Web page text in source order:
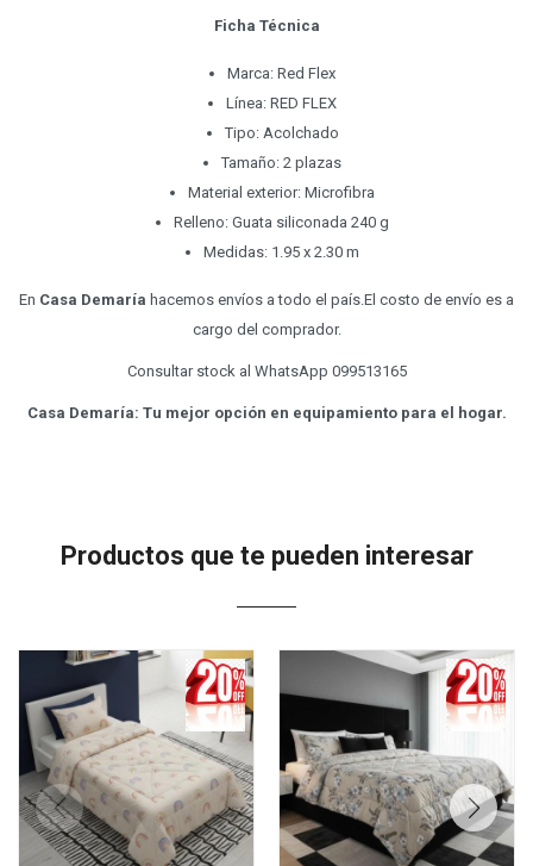
Ficha Técnica
Marca: Red Flex
Línea: RED FLEX
Tipo: Acolchado
Tamaño: 2 plazas
Material exterior: Microfibra
Relleno: Guata siliconada 240 g
Medidas: 1.95 x 2.30 m
En Casa Demaría hacemos envíos a todo el país.El costo de envío es a
cargo del comprador.
Consultar stock al WhatsApp 099513165
Casa Demaría: Tu mejor opción en equipamiento para el hogar.
Productos que te pueden interesar